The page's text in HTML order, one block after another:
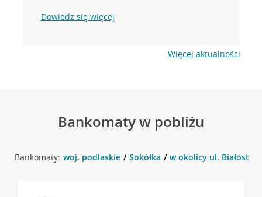
Dowiedz się więcej
Więcej aktualności
Bankomaty w pobliżu
Bankomaty: woj. podlaskie Sokółka w okolicy ul.